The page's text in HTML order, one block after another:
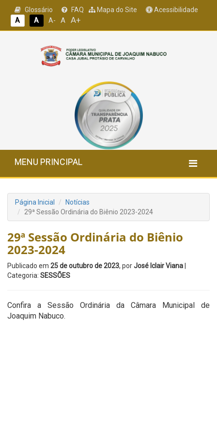
Glossário FAQ Mapa do Site
Acessibilidade
A
A A- A A+
MENU PRINCIPAL
Página Inicial
Notícias
29ª Sessão Ordinária do Biênio 2023-2024
29ª Sessão Ordinária do Biênio
2023-2024
Publicado em 25 de outubro de 2023, porJosé Iclair Viana
Categoria: SESSÕES
Confira a Sessão Ordinária da Câmara Municipal de
Joaquim Nabuco.